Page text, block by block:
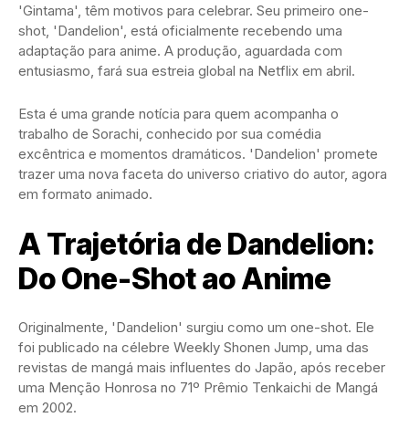
'Gintama', têm motivos para celebrar. Seu primeiro one-
shot, 'Dandelion', está oficialmente recebendo uma
adaptação para anime. A produção, aguardada com
entusiasmo, fará sua estreia global na Netflix em abril.
Esta é uma grande notícia para quem acompanha o
trabalho de Sorachi, conhecido por sua comédia
excêntrica e momentos dramáticos. 'Dandelion' promete
trazer uma nova faceta do universo criativo do autor, agora
em formato animado.
A Trajetória de Dandelion:
Do One-Shot ao Anime
Originalmente, 'Dandelion' surgiu como um one-shot. Ele
foi publicado na célebre Weekly Shonen Jump, uma das
revistas de mangá mais influentes do Japão, após receber
uma Menção Honrosa no 71º Prêmio Tenkaichi de Mangá
em 2002.